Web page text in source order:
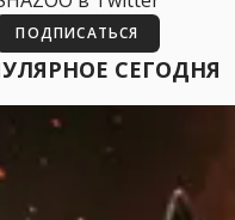
ПОДПИСАТЬСЯ
СЕГОДНЯ